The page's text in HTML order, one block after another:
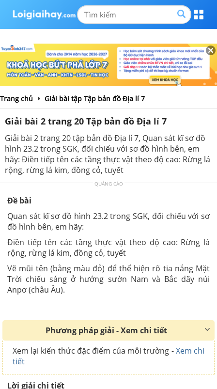
Trang chủ Giải bài tập Tập bản đồ Địa lí 7
Giải bài 2 trang 20 Tập bản đồ Địa lí 7
Giải bài 2 trang 20 tập bản đồ Địa lí 7, Quan sát kĩ sơ đồ
hình 23.2 trong SGK, đối chiếu với sơ đồ hình bên, em
hãy: Điền tiếp tên các tầng thực vật theo độ cao: Rừng lá
rộng, rừng lá kim, đồng cỏ, tuyết
QUẢNG CÁO
Đề bài
Quan sát kĩ sơ đồ hình 23.2 trong SGK, đối chiếu với sơ
đồ hình bên, em hãy:
Điền tiếp tên các tầng thực vật theo độ cao: Rừng lá
rộng, rừng lá kim, đồng cỏ, tuyết
Vẽ mũi tên (bằng màu đỏ) để thể hiện rõ tia nắng Mặt
Trời chiếu sáng ở hướng sườn Nam và Bắc dãy núi
Anpơ (châu Âu).
Phương pháp giải - Xem chi tiết
Xem lại kiến thức đặc điểm của môi trường -Xem chi
tiết
Lời giải chi tiết